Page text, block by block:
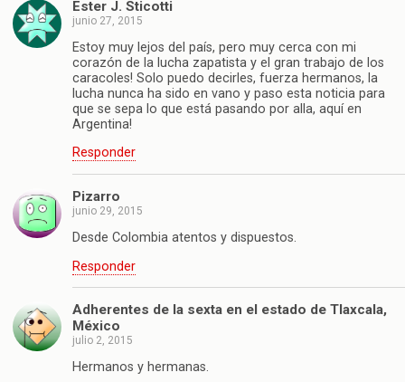
Ester J. Sticotti
junio 27, 2015
Estoy muy lejos del país, pero muy cerca con mi
corazón de la lucha zapatista y el gran trabajo de los
caracoles! Solo puedo decirles, fuerza hermanos, la
lucha nunca ha sido en vano y paso esta noticia para
que se sepa lo que está pasando por alla, aquí en
Argentina!
Responder
Pizarro
junio 29, 2015
Desde Colombia atentos y dispuestos.
Responder
Adherentes de la sexta en el estado de Tlaxcala,
México
julio 2, 2015
Hermanos y hermanas.